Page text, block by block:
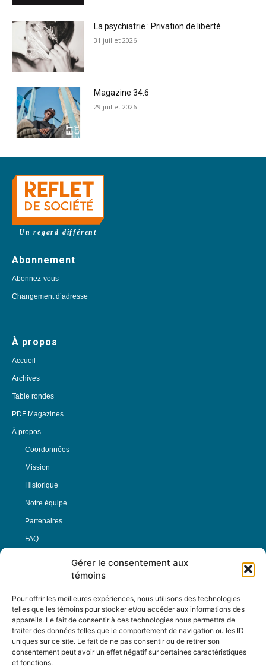
Gérer le consentement aux
témoins
Pour offrir les meilleures expériences, nous utilisons des technologies
telles que les témoins pour stocker et/ou accéder aux informations des
appareils. Le fait de consentir à ces technologies nous permettra de
traiter des données telles que le comportement de navigation ou les ID
uniques sur ce site. Le fait de ne pas consentir ou de retirer son
consentement peut avoir un effet négatif sur certaines caractéristiques
et fonctions.
La psychiatrie : Privation de liberté
31 juillet 2026
Magazine 34.6
29 juillet 2026
Un regard différent
Abonnement
Abonnez-vous
Changement d’adresse
À propos
Accueil
Archives
Table rondes
PDF Magazines
À propos
Coordonnées
Mission
Historique
Notre équipe
Partenaires
FAQ
Nous Suivre